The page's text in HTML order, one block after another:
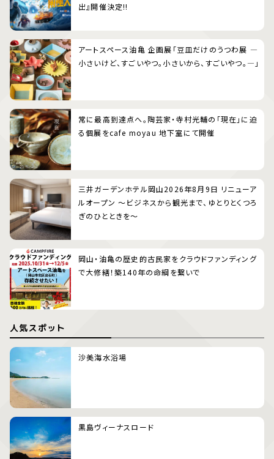
出』開催決定!!
アートスペース油亀 企画展「豆皿だけのうつわ展 ―
小さいけど、すごいやつ。小さいから、すごいやつ。―」
常に最高到達点へ。陶芸家・寺村光輔の「現在」に迫
る個展をcafe moyau 地下室にて開催
三井ガーデンホテル岡山2026年8月9日 リニューア
ルオープン 〜ビジネスから観光まで、ゆとりとくつろ
ぎのひとときを〜
岡山・油亀の歴史的古民家をクラウドファンディング
で大修繕！築140年の命綱を繋いで
人気スポット
沙美海水浴場
黒島ヴィーナスロード